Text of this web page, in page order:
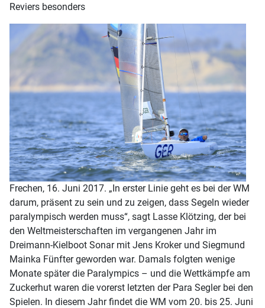
Reviers besonders
Frechen, 16. Juni 2017. „In erster Linie geht es bei der WM
darum, präsent zu sein und zu zeigen, dass Segeln wieder
paralympisch werden muss“, sagt Lasse Klötzing, der bei
den Weltmeisterschaften im vergangenen Jahr im
Dreimann-Kielboot Sonar mit Jens Kroker und Siegmund
Mainka Fünfter geworden war. Damals folgten wenige
Monate später die Paralympics – und die Wettkämpfe am
Zuckerhut waren die vorerst letzten der Para Segler bei den
Spielen. In diesem Jahr findet die WM vom 20. bis 25. Juni